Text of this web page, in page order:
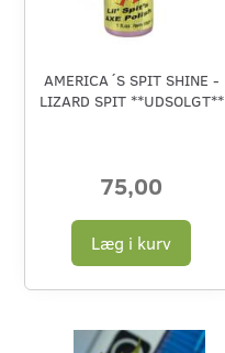
AMERICA´S SPIT SHINE -
LIZARD SPIT **UDSOLGT**
75,00
Læg i kurv